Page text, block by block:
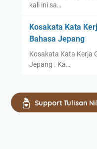
kali ini sa…
Kosakata Kata
Bahasa Jepang
Kosakata Kata Kerja
Jepang . Ka…
Support Tulisan